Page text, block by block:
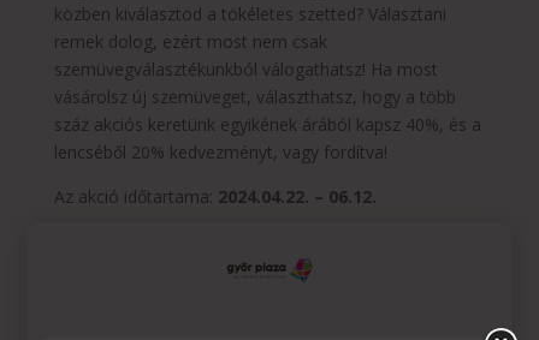
közben kiválasztod a tökéletes szetted? Választani
remek dolog, ezért most nem csak
szemüvegválasztékunkból válogathatsz! Ha most
vásárolsz új szemüveget, választhatsz, hogy a több
száz akciós keretünk egyikének árából kapsz 40%, és a
lencséből 20% kedvezményt, vagy fordítva!
Az akció időtartama: 2024.04.22. – 06.12.
https://www.visionexpress.hu/hu/akciok/a-dontes-az-